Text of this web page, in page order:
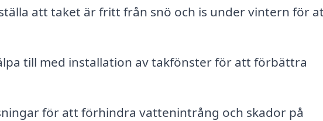
att taket är fritt från snö och is under vintern för
till med installation av takfönster för att förbättra
för att förhindra vattenintrång och skador på